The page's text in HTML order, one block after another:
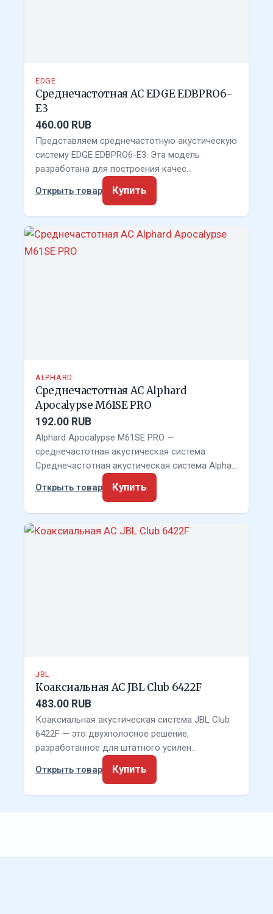
EDGE
Среднечастотная АС EDGE EDBPRO6-
E3
460.00 RUB
Представляем среднечастотную акустическую
систему EDGE EDBPRO6-E3. Эта модель
разработана для построения качес…
Открыть товар
Купить
ALPHARD
Среднечастотная АС Alphard
Apocalypse M61SE PRO
192.00 RUB
Alphard Apocalypse M61SE PRO —
среднечастотная акустическая система
Среднечастотная акустическая система Alpha…
Открыть товар
Купить
JBL
Коаксиальная АС JBL Club 6422F
483.00 RUB
Коаксиальная акустическая система JBL Club
6422F — это двухполосное решение,
разработанное для штатного усилен…
Открыть товар
Купить